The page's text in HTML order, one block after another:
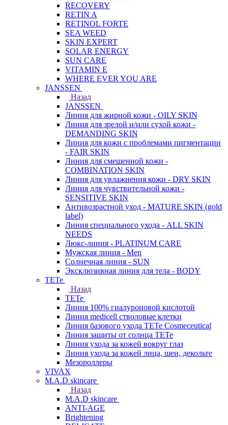
RECOVERY
RETIN A
RETINOL FORTE
SEA WEED
SKIN EXPERT
SOLAR ENERGY
SUN CARE
VITAMIN E
WHERE EVER YOU ARE
JANSSEN
Назад
JANSSEN
Линия для жирной кожи - OILY SKIN
Линия для зрелой и/или сухой кожи -
DEMANDING SKIN
Линия для кожи с проблемами пигментации
- FAIR SKIN
Линия для смешенной кожи -
COMBINATION SKIN
Линия для увлажнения кожи - DRY SKIN
Линия для чувствительной кожи -
SENSITIVE SKIN
Антивозрастной уход - MATURE SKIN (gold
label)
Линия специального ухода - ALL SKIN
NEEDS
Люкс-линия - PLATINUM CARE
Мужская линия - Men
Солнечная линия - SUN
Эксклюзивная линия для тела - BODY
TETe
Назад
TETe
Линия 100% гиалуроновой кислотой
Линия medicell стволовые клетки
Линия базового ухода TETe Cosmeceutical
Линия защиты от солнца TETe
Линия ухода за кожей вокруг глаз
Линия ухода за кожей лица, шеи, декольте
Мезороллеры
VIVAX
M.A.D skincare
Назад
M.A.D skincare
ANTI-AGE
Brightening